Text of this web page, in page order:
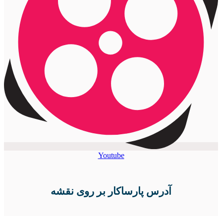
Youtube
آدرس پارساکار بر روی نقشه